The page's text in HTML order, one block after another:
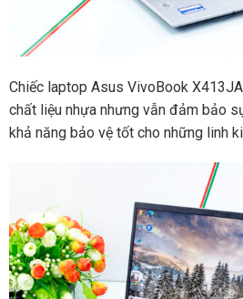
Chiếc laptop Asus VivoBook
chất liệu nhựa nhưng vẫn đảm bảo
khả năng bảo vệ tốt cho những linh